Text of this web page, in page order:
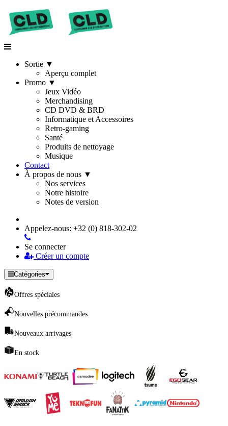
Sortie ▼
Aperçu complet
Promo ▼
Jeux Vidéo
Merchandising
CD DVD & BRD
Informatique et Accessoires
Retro-gaming
Santé
Produits de nettoyage
Musique
Contact
À propos de nous ▼
Nos services
Notre histoire
Notes de version
Appelez-nous: +32 (0) 818-302-02
Se connecter
Créer un compte
Catégories
Offres spéciales
Nouvelles précommandes
Nouveaux arrivages
En stock